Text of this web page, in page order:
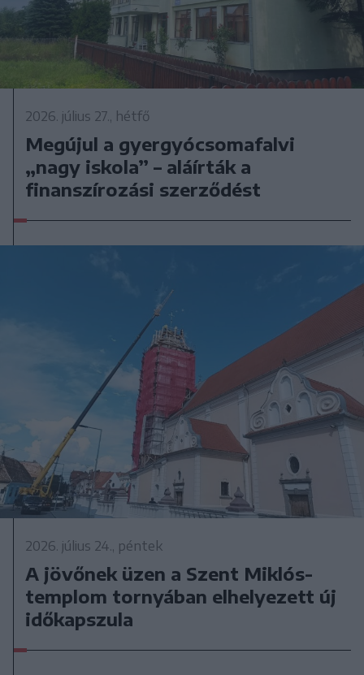
2026. július 27., hétfő
Megújul a gyergyócsomafalvi
„nagy iskola” – aláírták a
finanszírozási szerződést
2026. július 24., péntek
A jövőnek üzen a Szent Miklós-
templom tornyában elhelyezett új
időkapszula